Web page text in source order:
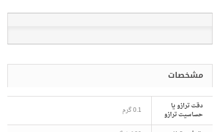
دقت ترازو یا
حساسیت ترازو
0.1 گرم